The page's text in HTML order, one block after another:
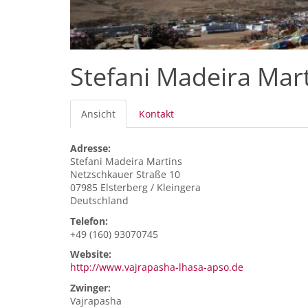
Stefani Madeira
Primäre
Reiter
Ansicht (aktiver
Reiter)
Kontakt
Adresse:
Stefani Madeira Martins
Netzschkauer Straße 10
07985 Elsterberg / Kleingera
Deutschland
Telefon:
+49 (160) 93070745
Website:
http://www.vajrapasha-lhasa-apso.de
Zwinger:
Vajrapasha